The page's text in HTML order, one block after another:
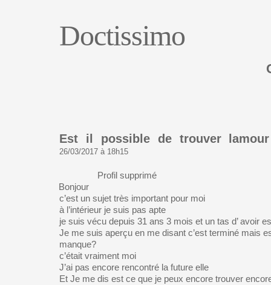
Doctissimo
Est il possible de trouver
26/03/2017 à 18h15
Profil supprimé
Bonjour
c’est un sujet très important pour moi
à l’intérieur je suis pas apte
je suis vécu depuis 31 ans 3 mois et un tas d’ avoir
Je me suis aperçu en me disant c’est terminé mais
manque?
c’était vraiment moi
J’ai pas encore rencontré la future elle
Et Je me dis est ce que je peux encore trouver